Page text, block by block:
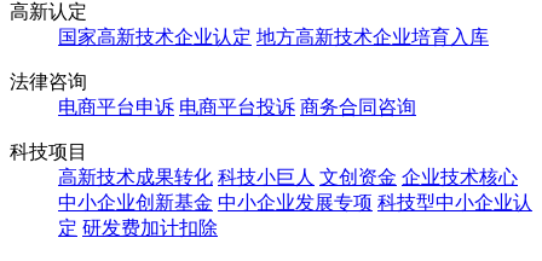
高新认定
国家高新技术企业认定 地方高新技术企业培育入库
法律咨询
电商平台申诉 电商平台投诉 商务合同咨询
科技项目
高新技术成果转化 科技小巨人 文创资金 企业技术核心
中小企业创新基金 中小企业发展专项 科技型中小企业认
定 研发费加计扣除